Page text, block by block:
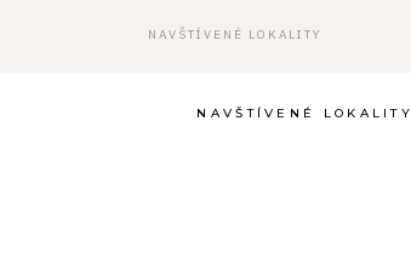
NAVŠTÍVENÉ LOKALITY
NAVŠTÍVENÉ LOKALITY